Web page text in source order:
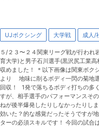
UJボクシング 大学戦 成人/
５/２３〜２４関東リーグ戦が行わ
育大学)と男子石川選手(黒沢尻工業
収めました！ ＊以下画像は関東ボ
より 地味に削るボディ一閃の菊地
回収！ 1発で落ちるボディ打ちの多
すが、相手選手のパフォーマンスそ
ねが後半爆発したりしなかったり
効いた？的な感覚だったそうですが
ターの必須スキルです！ 今回の試合